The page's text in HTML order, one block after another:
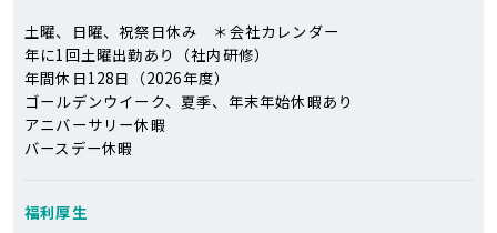
土曜、日曜、祝祭日休み ＊会社カレンダー
年に1回土曜出勤あり（社内研修）
年間休日128日（2026年度）
ゴールデンウイーク、夏季、年末年始休暇あり
アニバーサリー休暇
バースデー休暇
福利厚生